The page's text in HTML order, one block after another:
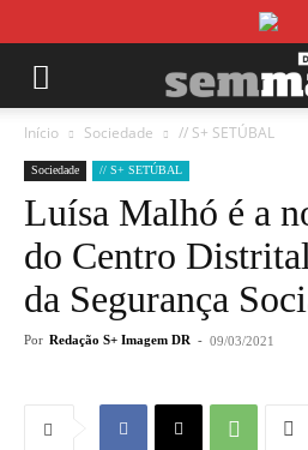
Início Sociedade // S+ SETÚBAL
Sociedade // S+ SETÚBAL
Luísa Malhó é a
do Centro
da Segurança
Por Redação S+ Imagem DR - 09/03/2021